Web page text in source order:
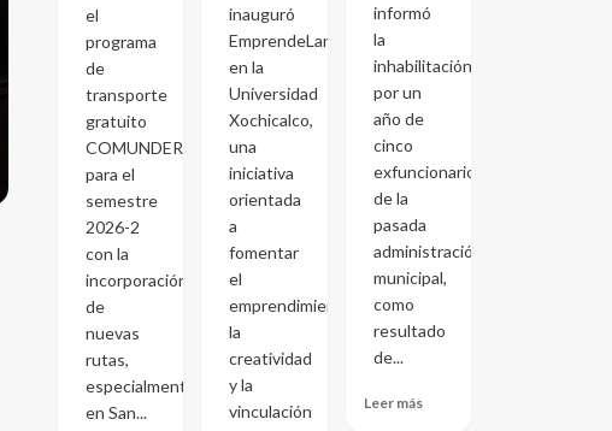
el
programa
de
transporte
gratuito
COMUNDER
para el
semestre
2026-2
con la
incorporación
de
nuevas
rutas,
especialmente
en San...
inauguró
EmprendeLand
en la
Universidad
Xochicalco,
una
iniciativa
orientada
a
fomentar
el
emprendimiento,
la
creatividad
y la
vinculación
informó
la
inhabilitación
por un
año de
cinco
exfuncionarios
de la
pasada
administración
municipal,
como
resultado
de...
Leer más